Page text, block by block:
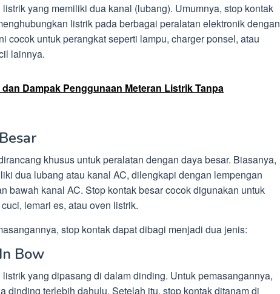
yang memiliki dua kanal (lubang). Umumnya, stop kontak
listrik pada berbagai peralatan elektronik dengan
cocok untuk perangkat seperti lampu, charger ponsel, atau
lainnya.
Dampak Penggunaan Meteran Listrik Tanpa
khusus untuk peralatan dengan daya besar. Biasanya,
dua lubang atau kanal AC, dilengkapi dengan lempengan
bawah kanal AC. Stop kontak besar cocok digunakan untuk
lemari es, atau oven listrik.
stop kontak dapat dibagi menjadi dua jenis:
Bow
yang dipasang di dalam dinding. Untuk pemasangannya,
dinding terlebih dahulu. Setelah itu, stop kontak ditanam di